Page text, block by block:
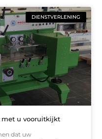
DIENSTVERLENING
met u vooruitkijkt
dat uw